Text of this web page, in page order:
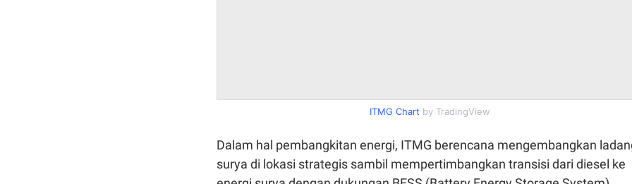
ITMG Chart by TradingView
Dalam hal pembangkitan energi, ITMG berencana mengembangkan
surya di lokasi strategis sambil mempertimbangkan transisi dari diesel ke